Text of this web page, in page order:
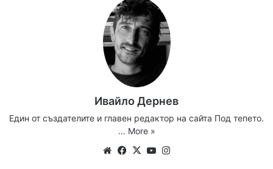
Ивайло Дернев
Един от създателите и главен редактор на сайта Под тепето.
… More »
WebsiteFacebook
X YouTube